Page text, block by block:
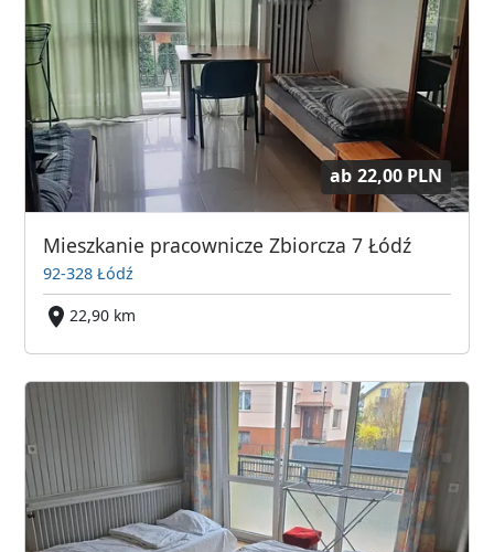
ab 22,00 PLN
Mieszkanie pracownicze Zbiorcza 7 Łódź
92-328 Łódź
22,90 km